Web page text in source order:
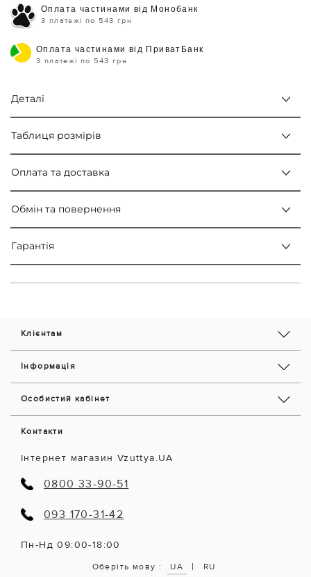
Оплата частинами від Монобанк
3 платежі по 543 грн
Оплата частинами від ПриватБанк
3 платежі по 543 грн
Деталі
Таблиця розмірів
Оплата та доставка
Обмін та повернення
Гарантія
Клієнтам
Інформація
Особистий кабінет
Контакти
Інтернет магазин Vzuttya.UA
0800 33-90-51
093 170-31-42
Пн-Нд 09:00-18:00
Оберіть мову : UA | RU